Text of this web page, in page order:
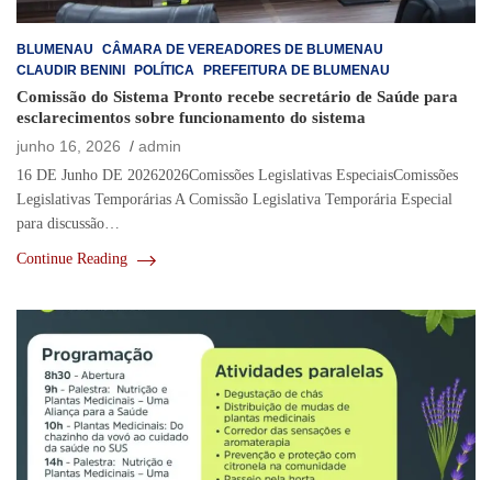
BLUMENAU
CÂMARA DE VEREADORES DE BLUMENAU
CLAUDIR BENINI
POLÍTICA PREFEITURA DE BLUMENAU
Comissão do Sistema Pronto recebe secretário de Saúde para
esclarecimentos sobre funcionamento do sistema
junho 16, 2026
admin
16 DE Junho DE 20262026Comissões Legislativas EspeciaisComissões
Legislativas Temporárias A Comissão Legislativa Temporária Especial
para discussão…
Continue Reading